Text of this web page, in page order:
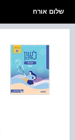
שלום אורח